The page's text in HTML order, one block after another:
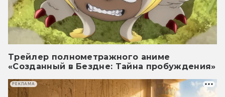
Трейлер полнометражного аниме
«Созданный в Бездне: Тайна пробуждения»
РЕКЛАМА